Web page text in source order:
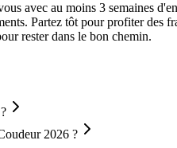
avec au moins 3 semaines
Partez tôt pour profiter des
rester dans le bon chemin.
2026 ?